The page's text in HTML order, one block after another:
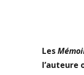
Les
l’auteure